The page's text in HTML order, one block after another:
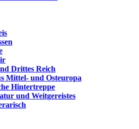
Drittes Reich
Mittel- und Osteuropa
Hintertreppe
und Weitgereistes